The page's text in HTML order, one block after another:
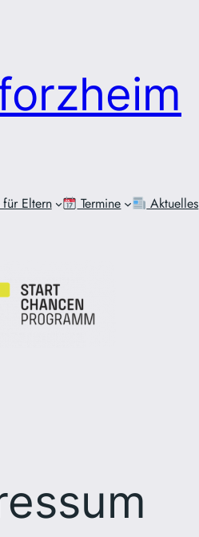
Eltern Termine Aktuelles